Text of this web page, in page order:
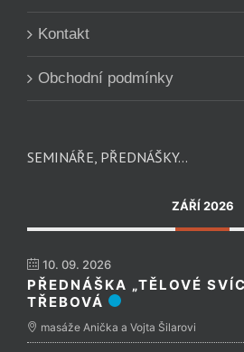
Kontakt
Obchodní podmínky
SEMINÁŘE, PŘEDNÁŠKY…
ZÁŘÍ 2026
10. 09. 2026
PŘEDNÁŠKA „TĚLOVÉ
TŘEBOVÁ
masáže Anička a Vojta Šilarovi